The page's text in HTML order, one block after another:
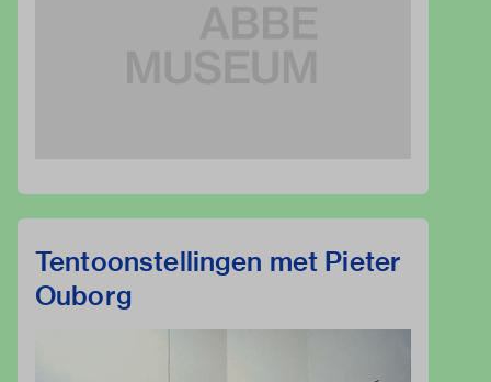
Tentoonstellingen met Pieter
Ouborg